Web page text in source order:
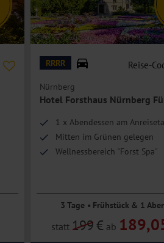
© DeVIce - fotolia.com
RRRR Reise-
Nürnberg
Hotel Forsthaus Nürnberg
1 x Abendessen am
Mitten im Grünen gelegen
Wellnessbereich "Forst Spa"
3 Tage • Frühstück & 1
statt 199€ ab